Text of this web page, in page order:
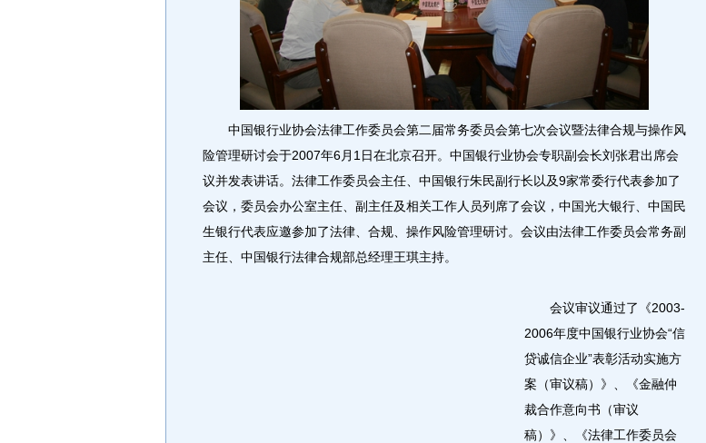
中国银行业协会法律工作委员会第二届常务委员会第七次会议暨法律合规与操作风
险管理研讨会于2007年6月1日在北京召开。中国银行业协会专职副会长刘张君出席会
议并发表讲话。法律工作委员会主任、中国银行朱民副行长以及9家常委行代表参加了
会议，委员会办公室主任、副主任及相关工作人员列席了会议，中国光大银行、中国民
生银行代表应邀参加了法律、合规、操作风险管理研讨。会议由法律工作委员会常务副
主任、中国银行法律合规部总经理王琪主持。
会议审议通过了《2003-
2006年度中国银行业协会“信
贷诚信企业”表彰活动实施方
案（审议稿）》、《金融仲
裁合作意向书（审议
稿）》、《法律工作委员会